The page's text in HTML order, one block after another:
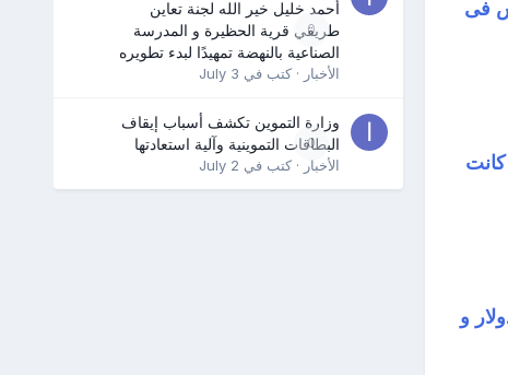
فى
كانت
ترتدى اثوابا لا يقل ثمن الثوب الواحدعن 200.000 دولار و
0
أحمد خليل خير الله لجنة تعاين
طريقي قرية الحظيرة و المدرسة
الصناعية بالنهضة تمهيدًا لبدء تطويره
الأخبار · كتب في July 3
0
وزارة التموين تكشف أسباب إيقاف
البطاقات التموينية وآلية استعادتها
الأخبار · كتب في July 2